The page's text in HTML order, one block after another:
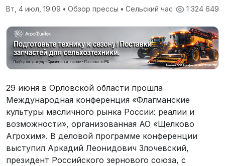
1 324 649
Вт, 4 июл, 19:09 • Обзор прессы • Сельский час
29 июня в Орловской области прошла
Международная конференция «Флагманские
культуры масличного рынка России: реалии и
возможности», организованная АО «Щелково
Агрохим». В деловой программе конференции
выступил Аркадий Леонидович Злочевский,
президент Российского зернового союза, с